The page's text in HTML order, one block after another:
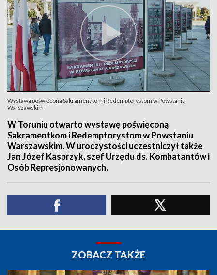
Wystawa poświęcona Sakramentkom i Redemptorystom w Powstaniu
Warszawskim
W Toruniu otwarto wystawę poświęconą
Sakramentkom i Redemptorystom w Powstaniu
Warszawskim. W uroczystości uczestniczył także
Jan Józef Kasprzyk, szef Urzędu ds. Kombatantów i
Osób Represjonowanych.
ZOBACZ TAKŻE